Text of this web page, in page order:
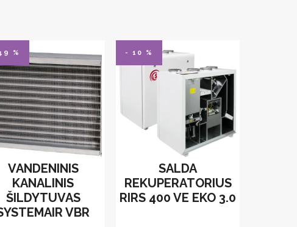
%
VANDENINIS
KANALINIS
ŠILDYTUVAS
VBR
- 10 %
SALDA
REKUPERATORIUS
RIRS 400 VE EKO 3.0